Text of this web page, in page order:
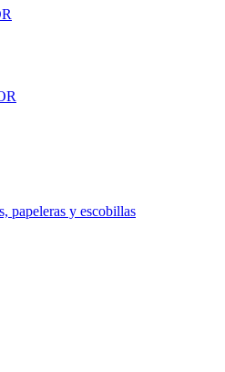
papeleras y escobillas